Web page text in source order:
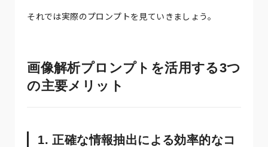
それでは実際のプロンプトを見ていきましょう。
画像解析プロンプトを活用する3つ
の主要メリット
1. 正確な情報抽出による効率的なコ